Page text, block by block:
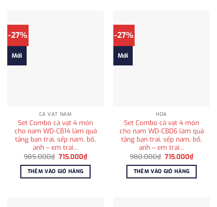
-27%
Mới
CÀ VẠT NAM
Set Combo cà vạt 4 món
cho nam WD-CB14 làm quà
tặng bạn trai, sếp nam, bố,
anh – em trai…
985.000₫ Giá
là:
985.000₫.
715.000₫Giá
hiện
tại
715.000₫.
THÊM VÀO GIỎ HÀNG
-27%
Mới
HỎA
Set Combo cà vạt 4 món
cho nam WD-CB06 làm quà
tặng bạn trai, sếp nam, bố,
anh – em trai…
980.000₫ Giá
là:
980.000₫.
715.000₫Giá
hiện
tại
THÊM VÀO GIỎ HÀNG